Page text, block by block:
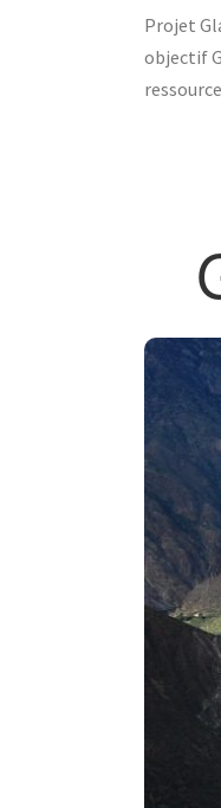
Projet
objectif